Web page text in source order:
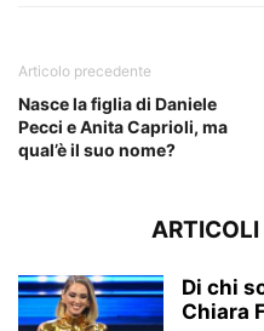
Articolo precedente
Nasce la figlia di Daniele
Pecci e Anita Caprioli, ma
qual’è il suo nome?
ARTICOLI
Di chi
Chiara